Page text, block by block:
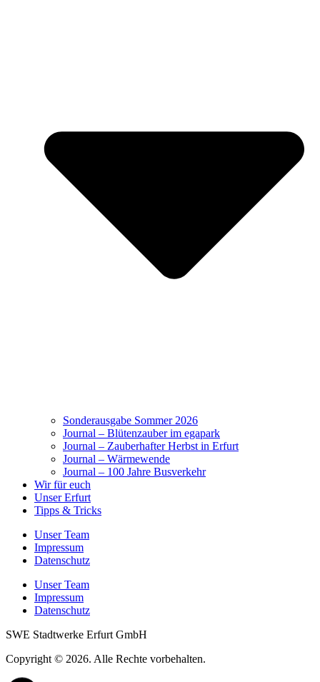
Sonderausgabe Sommer 2026
Journal – Blütenzauber im egapark
Journal – Zauberhafter Herbst in Erfurt
Journal – Wärmewende
Journal – 100 Jahre Busverkehr
Wir für euch
Unser Erfurt
Tipps & Tricks
Unser Team
Impressum
Datenschutz
Unser Team
Impressum
Datenschutz
SWE Stadtwerke Erfurt GmbH
Copyright © 2026. Alle Rechte vorbehalten.